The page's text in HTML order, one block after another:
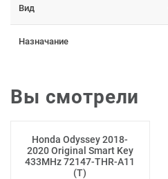
Вид
Назначание
Вы смотрели
Honda Odyssey 2018-
2020 Original Smart Key
433MHz 72147-THR-A11
(T)